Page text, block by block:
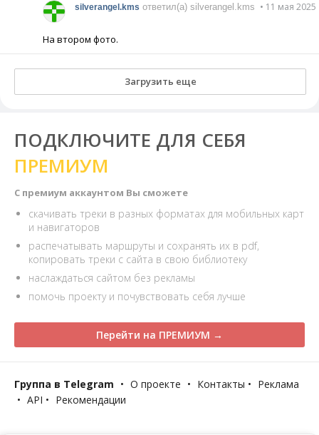
silverangel.kms ответил(а) silverangel.kms • 11 мая 2025
На втором фото.
Загрузить еще
ПОДКЛЮЧИТЕ ДЛЯ СЕБЯ
ПРЕМИУМ
С премиум аккаунтом Вы сможете
скачивать треки в разных форматах для мобильных карт
и навигаторов
распечатывать маршруты и сохранять их в pdf,
копировать треки с сайта в свою библиотеку
наслаждаться сайтом без рекламы
помочь проекту и почувствовать себя лучше
Перейти на ПРЕМИУМ →
Группа в Telegram • О проекте • Контакты • Реклама
• API • Рекомендации